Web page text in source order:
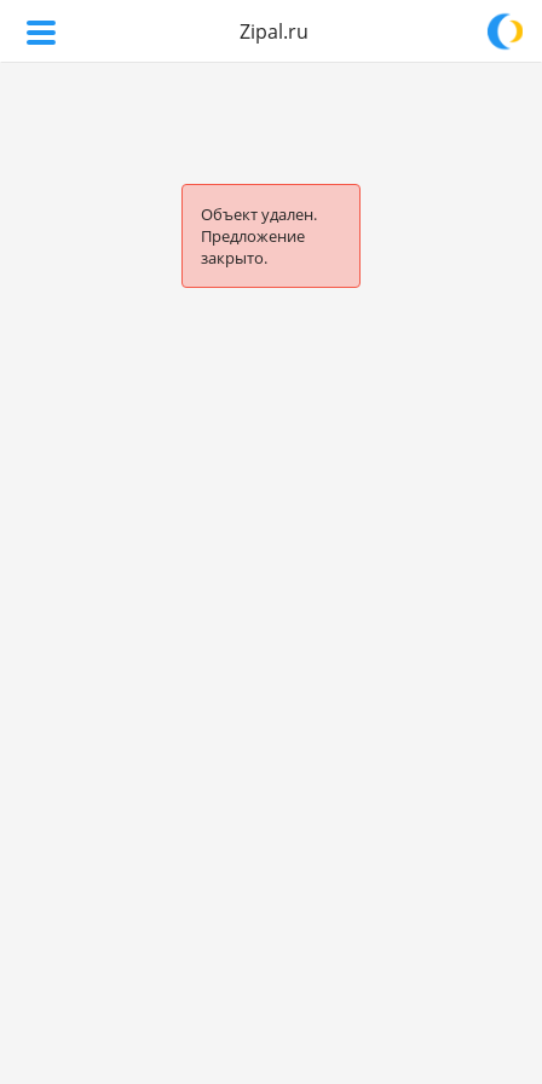
Zipal.ru
Объект удален.
Предложение
закрыто.